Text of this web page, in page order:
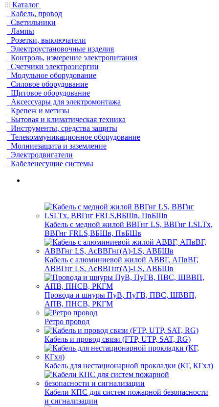
Каталог
Кабель, провод
Светильники
Лампы
Розетки, выключатели
Электроустановочные изделия
Контроль, измерение электропитания
Счетчики электроэнергии
Модульное оборудование
Силовое оборудование
Щитовое оборудование
Аксессуары для электромонтажа
Крепеж и метизы
Бытовая и климатическая техника
Инструменты, средства защиты
Телекоммуникационное оборудование
Молниезащита и заземление
Электродвигатели
Кабеленесущие системы
Кабель с медной жилой ВВГнг LS, ВВГнг LSLTx,
ВВГнг FRLS,ВБШв, ПвБШв
Кабель с алюминиевой жилой АВВГ, АПвВГ,
АВВГнг LS, АсВВГнг(А)-LS, АВБШв
Провода и шнуры ПуВ, ПуГВ, ПВС, ШВВП,
АПВ, ПНСВ, РКГМ
Ретро провод
Кабель и провод связи (FTP, UTP, SAT, RG)
Кабель для нестационарной прокладки (КГ, КГхл)
Кабели КПС для систем пожарной безопасности
и сигнализации